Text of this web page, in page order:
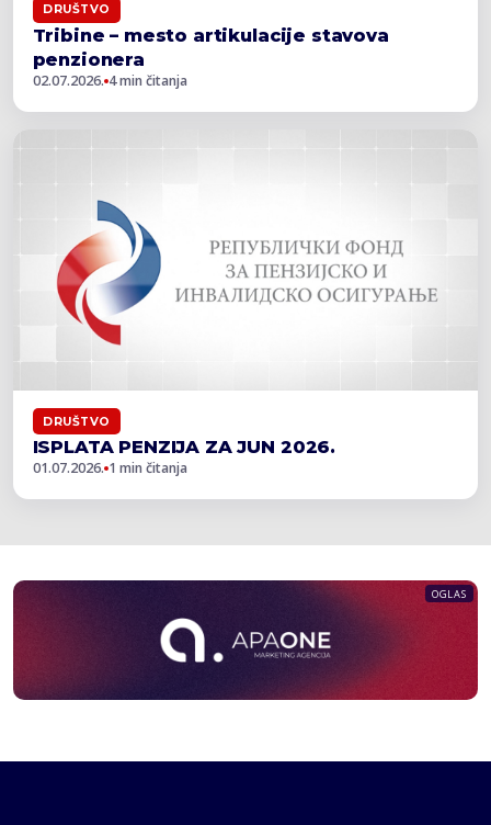
DRUŠTVO
Tribine – mesto artikulacije stavova
penzionera
02.07.2026. 4 min čitanja
DRUŠTVO
ISPLATA PENZIJA ZA JUN 2026.
01.07.2026. 1 min čitanja
OGLAS